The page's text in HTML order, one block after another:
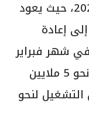
عالميا خلال الربع الثالث من عام 2021، حيث يعود
إعادة
شهر فبراير
2021، الذي تبلغ طاقته الإنتاجية نحو 5 ملايين
لنحو